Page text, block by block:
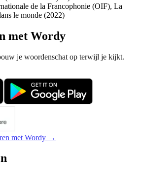
de la Francophonie (OIF), La
le monde (2022)
met Wordy
je woordenschat op terwijl je kijkt.
met Wordy →